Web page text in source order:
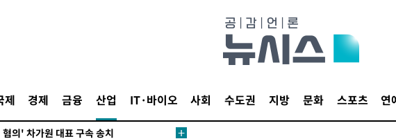
제 경제 금융 산업 IT·바이오 사회 수도권 지방 문화 스포츠 연
마감…나스닥 0.06%↓
성근, 항소심도 징역 3년
천명 돌파, 4053명 발생 1850명 사망
독 원인은 멕시코산 할라피뇨"-- CDC